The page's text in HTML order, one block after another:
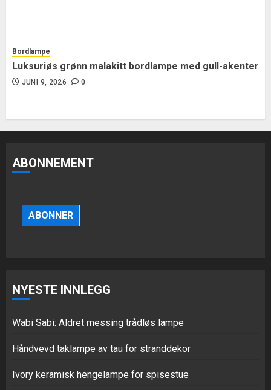
Bordlampe
Luksuriøs grønn malakitt bordlampe med gull-akenter
JUNI 9, 2026 0
ABONNEMENT
ABONNER
NYESTE INNLEGG
Wabi Sabi: Aldret messing trådløs lampe
Håndvevd taklampe av tau for stranddekor
Ivory keramisk hengelampe for spisestue
4
Tropisk bambusbordlampe for
JULI 1, 2026 0
Bedside nattbord wabi-sabi